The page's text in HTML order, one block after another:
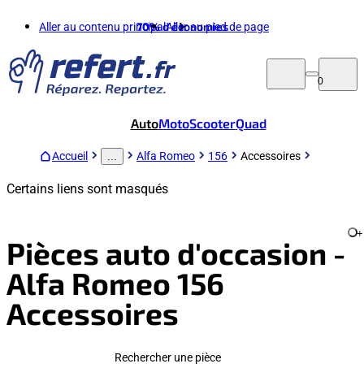
Aller au contenu principalAller au pied de page
70%d'économies
0
AutoMotoScooterQuad
Accueil Alfa Romeo 156 Accessoires
Certains liens sont masqués
Pièces auto d'occasion -
Alfa Romeo 156
Accessoires
+
Rechercher une pièce